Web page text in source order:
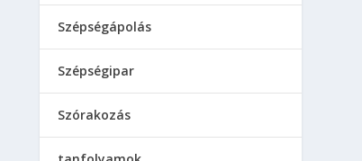
Szépségápolás
Szépségipar
Szórakozás